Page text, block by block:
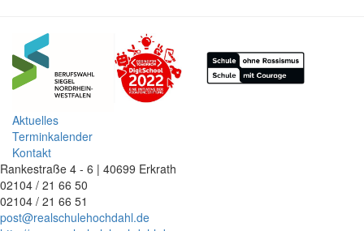
Aktuelles
Terminkalender
Kontakt
Rankestraße 4 - 6 | 40699 Erkrath
02104 / 21 66 50
02104 / 21 66 51
post@realschulehochdahl.de